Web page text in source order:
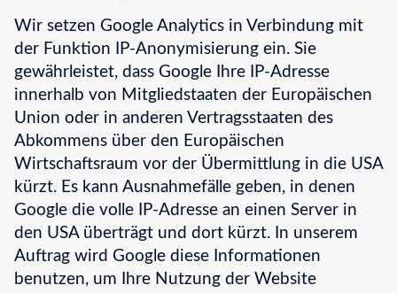
Wir setzen Google Analytics in Verbindung mit
der Funktion IP-Anonymisierung ein. Sie
gewährleistet, dass Google Ihre IP-Adresse
innerhalb von Mitgliedstaaten der Europäischen
Union oder in anderen Vertragsstaaten des
Abkommens über den Europäischen
Wirtschaftsraum vor der Übermittlung in die USA
kürzt. Es kann Ausnahmefälle geben, in denen
Google die volle IP-Adresse an einen Server in
den USA überträgt und dort kürzt. In unserem
Auftrag wird Google diese Informationen
benutzen, um Ihre Nutzung der Website